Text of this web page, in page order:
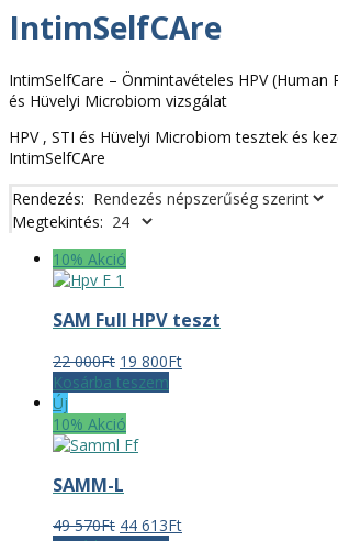
IntimSelfCAre
IntimSelfCare – Önmintavételes HPV (Human
és Hüvelyi Microbiom vizsgálat
HPV , STI és Hüvelyi Microbiom tesztek és
IntimSelfCAre
Rendezés:
Megtekintés:
10% Akció
SAM Full HPV teszt
22 000Ft Original
price
22
000Ft.
19 800FtCurrent
Kosárba teszem
Új
10% Akció
SAMM-L
49 570Ft Original
44 613FtCurrent